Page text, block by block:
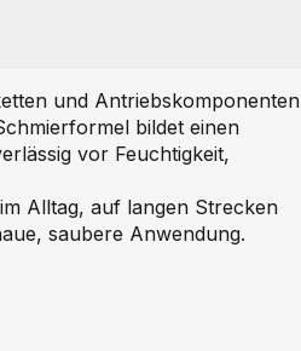
und Antriebskomponenten
bildet einen
vor Feuchtigkeit,
Alltag, auf langen Strecken
saubere Anwendung.